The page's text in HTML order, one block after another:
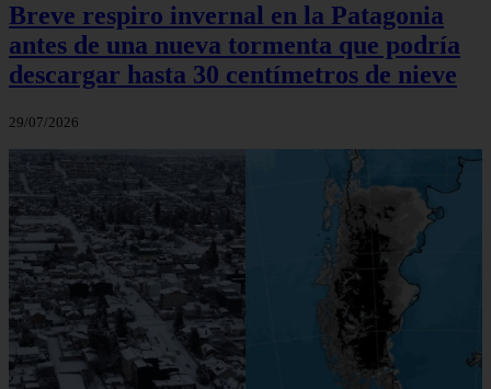
Breve respiro invernal en la Patagonia
antes de una nueva tormenta que podría
descargar hasta 30 centímetros de nieve
29/07/2026